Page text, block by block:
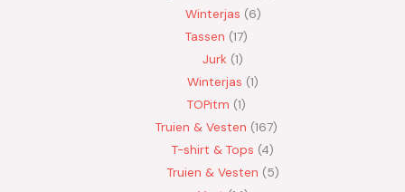
Winterjas 6
Tassen 17
Jurk 1
Winterjas 1
TOPitm 1
Truien & Vesten 167
T-shirt & Tops 4
Truien & Vesten 5